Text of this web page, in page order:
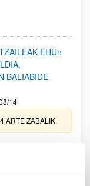
EHUn
BALIABIDE
14
ARTE ZABALIK.